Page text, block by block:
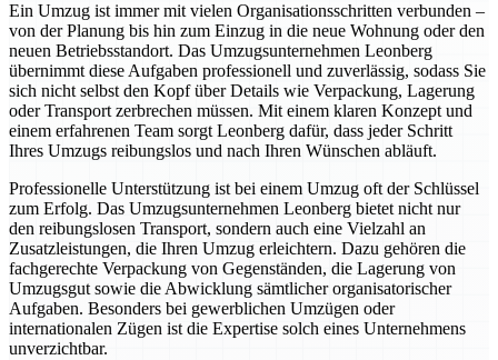
Ein Umzug ist immer mit vielen Organisationsschritten verbunden –
von der Planung bis hin zum Einzug in die neue Wohnung oder den
neuen Betriebsstandort. Das Umzugsunternehmen Leonberg
übernimmt diese Aufgaben professionell und zuverlässig, sodass Sie
sich nicht selbst den Kopf über Details wie Verpackung, Lagerung
oder Transport zerbrechen müssen. Mit einem klaren Konzept und
einem erfahrenen Team sorgt Leonberg dafür, dass jeder Schritt
Ihres Umzugs reibungslos und nach Ihren Wünschen abläuft.
Professionelle Unterstützung ist bei einem Umzug oft der Schlüssel
zum Erfolg. Das Umzugsunternehmen Leonberg bietet nicht nur
den reibungslosen Transport, sondern auch eine Vielzahl an
Zusatzleistungen, die Ihren Umzug erleichtern. Dazu gehören die
fachgerechte Verpackung von Gegenständen, die Lagerung von
Umzugsgut sowie die Abwicklung sämtlicher organisatorischer
Aufgaben. Besonders bei gewerblichen Umzügen oder
internationalen Zügen ist die Expertise solch eines Unternehmens
unverzichtbar.